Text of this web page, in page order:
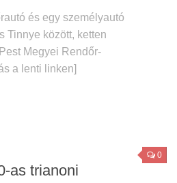
és egy személyautó
Tinnye között, ketten
Megyei Rendőr-
a lenti linken]
0
as trianoni